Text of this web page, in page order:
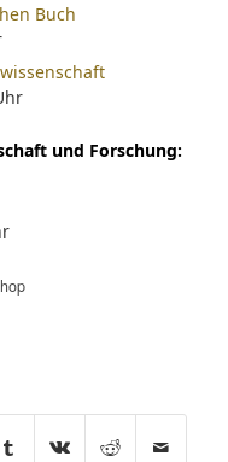
Buch
und Forschung: